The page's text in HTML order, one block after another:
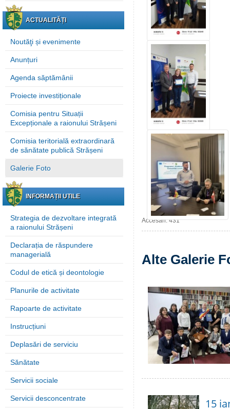
ACTUALITĂȚI
Noutăţi și evenimente
Anunțuri
Agenda săptămânii
Proiecte investiționale
Comisia pentru Situații
Excepționale a raionului Strășeni
Comisia teritorială extraordinară
de sănătate publică Strășeni
Galerie Foto
INFORMAȚII UTILE
Strategia de dezvoltare integrată
a raionului Strășeni
Declarația de răspundere
managerială
Codul de etică și deontologie
Planurile de activitate
Rapoarte de activitate
Instrucțiuni
Deplasări de serviciu
Sănătate
Servicii sociale
Servicii desconcentrate
Accesări: 431
Alte Galerie
15